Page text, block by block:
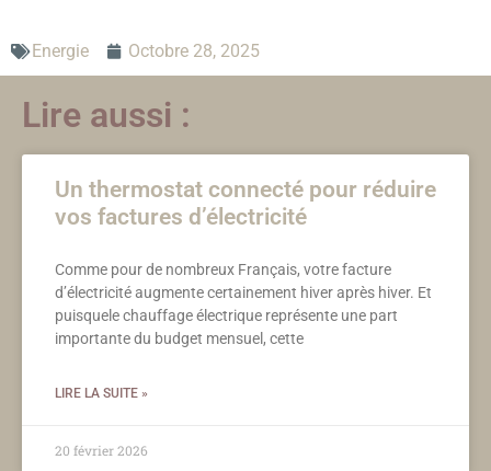
Energie Octobre 28, 2025
Lire aussi :
Un thermostat connecté pour réduire
vos factures d’électricité
Comme pour de nombreux Français, votre facture
d’électricité augmente certainement hiver après hiver. Et
puisquele chauffage électrique représente une part
importante du budget mensuel, cette
LIRE LA SUITE »
20 février 2026